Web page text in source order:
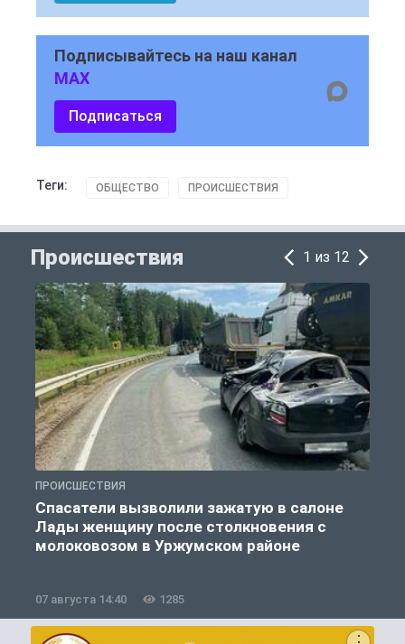
Подписывайтесь на наш канал
MAX
Подписаться
Теги: ОБЩЕСТВО ПРОИСШЕСТВИЯ
Происшествия 1 из 12
ПРОИСШЕСТВИЯ
Спасатели вызволили зажатую в салоне
Лады женщину после столкновения с
молоковозом в Уржумском районе
07 августа 14:40 1285